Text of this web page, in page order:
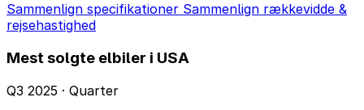
Sammenlign specifikationer Sammenlign rækkevidde &
rejsehastighed
Mest solgte elbiler i USA
Q3 2025 · Quarter